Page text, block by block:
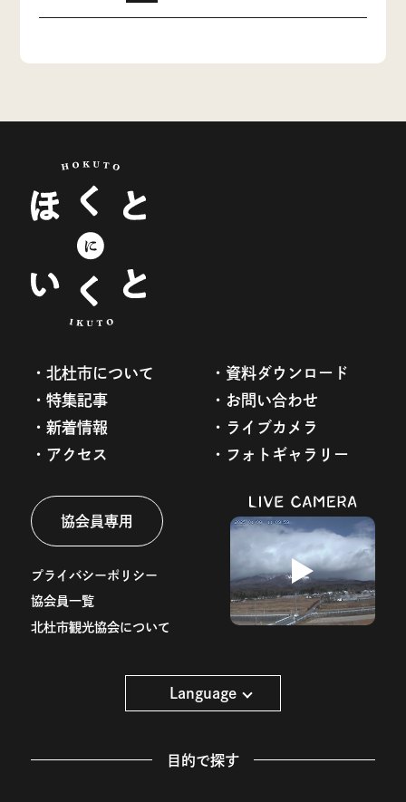
北杜市について
資料ダウンロード
特集記事
お問い合わせ
新着情報
ライブカメラ
アクセス
フォトギャラリー
協会員専用
プライバシーポリシー
協会員一覧
北杜市観光協会について
Language
目的で探す